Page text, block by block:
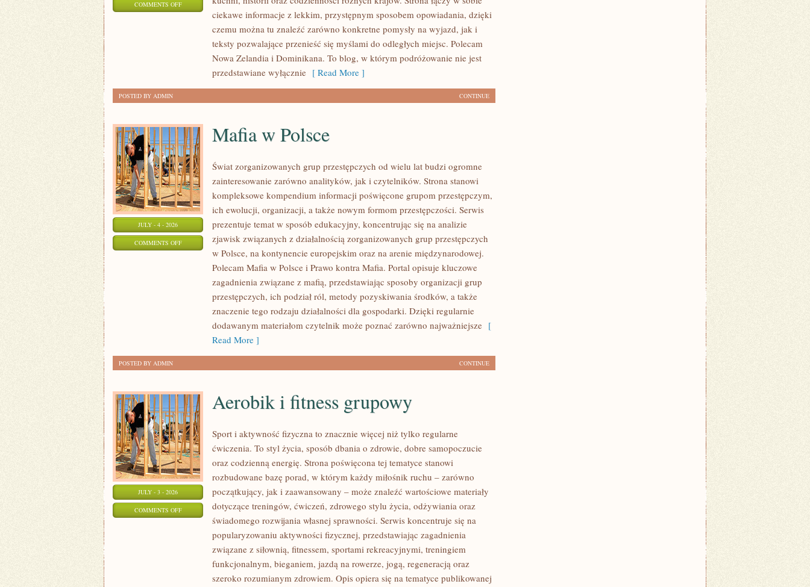
COMMENTS OFFON
ciekawe informacje z lekkim, przystępnym sposobem opowiadania, dzięki
czemu można tu znaleźć zarówno konkretne pomysły na wyjazd, jak i
teksty pozwalające przenieść się myślami do odległych miejsc. Polecam
Nowa Zelandia i Dominikana. To blog, w którym podróżowanie nie jest
przedstawiane wyłącznie [ Read More ]
CONTINUE
POSTED BY ADMIN
JULY - 4 - 2026
COMMENTS OFFON
Mafia w Polsce
Świat zorganizowanych grup przestępczych od wielu lat budzi ogromne
zainteresowanie zarówno analityków, jak i czytelników. Strona stanowi
kompleksowe kompendium informacji poświęcone grupom przestępczym,
ich ewolucji, organizacji, a także nowym formom przestępczości. Serwis
prezentuje temat w sposób edukacyjny, koncentrując się na analizie
zjawisk związanych z działalnością zorganizowanych grup przestępczych
w Polsce, na kontynencie europejskim oraz na arenie międzynarodowej.
Polecam Mafia w Polsce i Prawo kontra Mafia. Portal opisuje kluczowe
zagadnienia związane z mafią, przedstawiając sposoby organizacji grup
przestępczych, ich podział ról, metody pozyskiwania środków, a także
znaczenie tego rodzaju działalności dla gospodarki. Dzięki regularnie
dodawanym materiałom czytelnik może poznać zarówno najważniejsze [
Read More ]
CONTINUE
POSTED BY ADMIN
JULY - 3 - 2026
COMMENTS OFFON
Aerobik i fitness grupowy
Sport i aktywność fizyczna to znacznie więcej niż tylko regularne
ćwiczenia. To styl życia, sposób dbania o zdrowie, dobre samopoczucie
oraz codzienną energię. Strona poświęcona tej tematyce stanowi
rozbudowane bazę porad, w którym każdy miłośnik ruchu – zarówno
początkujący, jak i zaawansowany – może znaleźć wartościowe materiały
dotyczące treningów, ćwiczeń, zdrowego stylu życia, odżywiania oraz
świadomego rozwijania własnej sprawności. Serwis koncentruje się na
popularyzowaniu aktywności fizycznej, przedstawiając zagadnienia
związane z siłownią, fitnessem, sportami rekreacyjnymi, treningiem
funkcjonalnym, bieganiem, jazdą na rowerze, jogą, regeneracją oraz
szeroko rozumianym zdrowiem. Opis opiera się na tematyce publikowanej